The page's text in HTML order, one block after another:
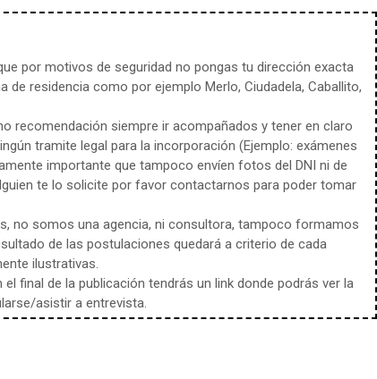
por motivos de seguridad no pongas tu dirección exacta
residencia como por ejemplo Merlo, Ciudadela, Caballito,
recomendación siempre ir acompañados y tener en claro
tramite legal para la incorporación (Ejemplo: exámenes
importante que tampoco envíen fotos del DNI ni de
te lo solicite por favor contactarnos para poder tomar
no somos una agencia, ni consultora, tampoco formamos
de las postulaciones quedará a criterio de cada
ilustrativas.
final de la publicación tendrás un link donde podrás ver la
asistir a entrevista.